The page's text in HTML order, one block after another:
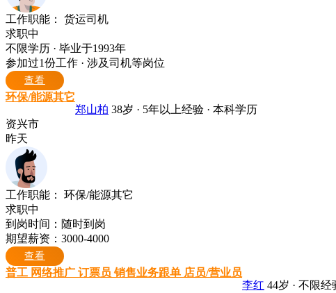
工作职能： 货运司机
求职中
不限学历 · 毕业于1993年
参加过1份工作 · 涉及司机等岗位
查看
环保/能源其它
郑山柏 38岁 · 5年以上经验 · 本科学历
资兴市
昨天
工作职能： 环保/能源其它
求职中
到岗时间：随时到岗
期望薪资：3000-4000
查看
普工 网络推广 订票员 销售业务跟单 店员/营业员
李红 44岁 · 不限